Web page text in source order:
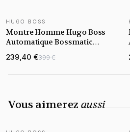
NOUVEAUTÉ
HUGO BOSS
Montre Homme Hugo Boss
Automatique Bossmatic
1514212 argentée bracelet
maillons acier
239,40 €399 €
Vous aimerez aussi